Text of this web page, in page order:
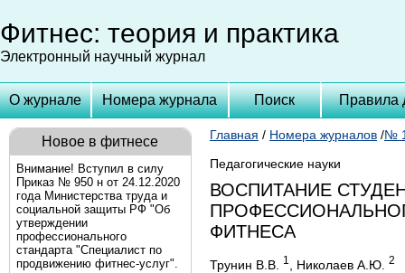
Фитнес: теория и практика
Электронный научный журнал
О журнале Номера журнала Поиск Правила
Новое в фитнесе
Внимание! Вступил в силу
Приказ № 950 н от 24.12.2020
года Министерства труда и
социальной защиты РФ "Об
утверждении
профессионального
стандарта "Специалист по
продвижению фитнес-услуг".
Главная / Номера журналов /№
Педагогические науки
ВОСПИТАНИЕ
ФИТНЕСА
Трунин В.В. 1 , Николаев А.Ю. 2